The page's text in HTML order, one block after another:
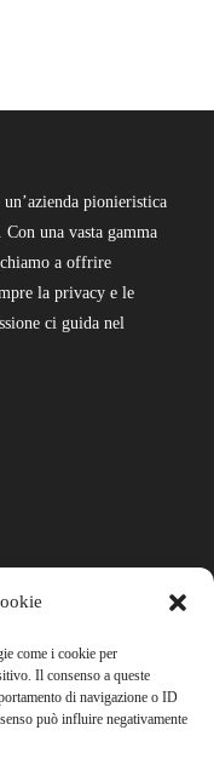
come i cookie per
Il consenso a queste
di navigazione o ID
può influire negativamente
pionieristica
una vasta gamma
a offrire
la privacy e le
ci guida nel